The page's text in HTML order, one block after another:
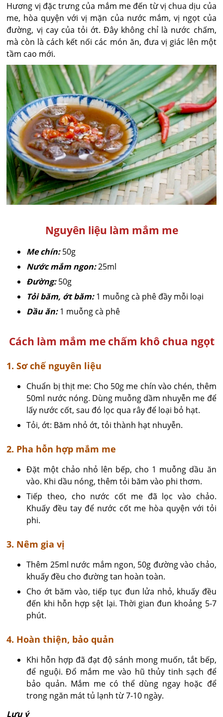
Hương vị đặc trưng của mắm me đến từ vị chua dịu của
me, hòa quyện với vị mặn của nước mắm, vị ngọt của
đường, vị cay của tỏi ớt. Đây không chỉ là nước chấm,
mà còn là cách kết nối các món ăn, đưa vị giác lên một
tầm cao mới.
Nguyên liệu làm mắm me
Me chín:50g
Nước mắm ngon:25ml
Đường:50g
Tỏi băm, ớt băm:1 muỗng cà phê đầy mỗi loại
Dầu ăn:1 muỗng cà phê
Cách làm mắm me chấm khô chua ngọt
1. Sơ chế nguyên liệu
Chuẩn bị thịt me: Cho 50g me chín vào chén, thêm
50ml nước nóng. Dùng muỗng dầm nhuyễn me để
lấy nước cốt, sau đó lọc qua rây để loại bỏ hạt.
Tỏi, ớt: Băm nhỏ ớt, tỏi thành hạt nhuyễn.
2. Pha hỗn hợp mắm me
Đặt một chảo nhỏ lên bếp, cho 1 muỗng dầu ăn
vào. Khi dầu nóng, thêm tỏi băm vào phi thơm.
Tiếp theo, cho nước cốt me đã lọc vào chảo.
Khuấy đều tay để nước cốt me hòa quyện với tỏi
phi.
3. Nêm gia vị
Thêm 25ml nước mắm ngon, 50g đường vào chảo,
khuấy đều cho đường tan hoàn toàn.
Cho ớt băm vào, tiếp tục đun lửa nhỏ, khuấy đều
đến khi hỗn hợp sệt lại. Thời gian đun khoảng 5-7
phút.
4. Hoàn thiện, bảo quản
Khi hỗn hợp đã đạt độ sánh mong muốn, tắt bếp,
để nguội. Đổ mắm me vào hũ thủy tinh sạch để
bảo quản. Mắm me có thể dùng ngay hoặc để
trong ngăn mát tủ lạnh từ 7-10 ngày.
Lưu ý